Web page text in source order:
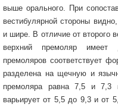
выше орального. При
вестибулярной стороны
и шире. В отличие от второго
верхний премоляр имеет
премоляров соответствует
разделена на щечную и
премоляра равна 7,5 и
варьирует от 5,5 до 9,3 и